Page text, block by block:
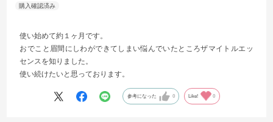
使い始めて約１ヶ月です。
おでこと眉間にしわができてしまい悩んでいたところザマイトルエッ
センスを知りました。
使い続けたいと思っております。
参考になった 0 Like! 0